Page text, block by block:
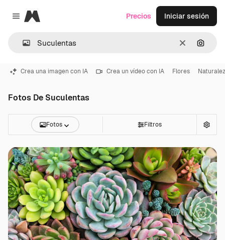
Close menu
Magnific
Borrar
Precios Iniciar sesión
Crea una imagen con IA Crea un vídeo con IA Flores
Fotos De Suculentas
Fotos Filtros